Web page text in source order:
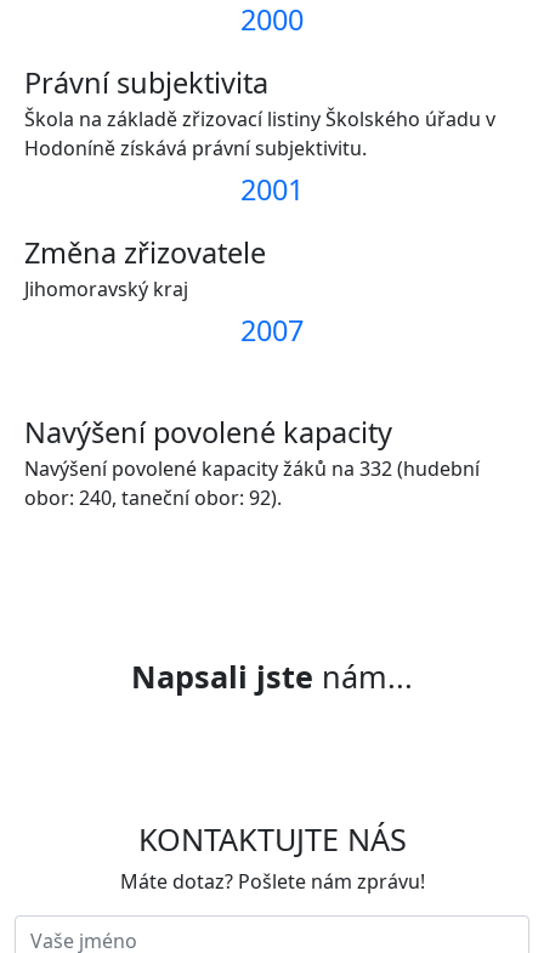
2000
Právní subjektivita
Škola na základě zřizovací listiny Školského úřadu v
Hodoníně získává právní subjektivitu.
2001
Změna zřizovatele
Jihomoravský kraj
2007
Navýšení povolené kapacity
Navýšení povolené kapacity žáků na 332 (hudební
obor: 240, taneční obor: 92).
Napsali jste nám...
KONTAKTUJTE NÁS
Máte dotaz? Pošlete nám zprávu!